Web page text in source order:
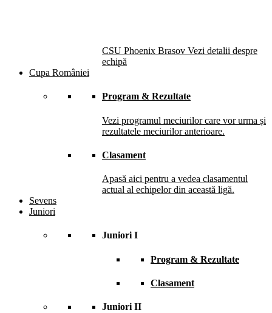
CSU Phoenix Brasov Vezi detalii despre
echipă
Cupa României
Program & Rezultate
Vezi programul meciurilor care vor urma și
rezultatele meciurilor anterioare.
Clasament
Apasă aici pentru a vedea clasamentul
actual al echipelor din această ligă.
Sevens
Juniori
Juniori I
Program & Rezultate
Clasament
Juniori II